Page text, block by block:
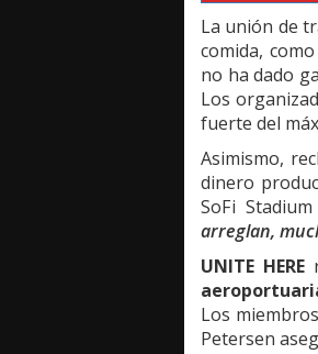
La unión de
comida, como
no ha dado
Los
fuerte del
Asimismo,
dinero
SoFi
arreglan,
UNITE HERE
Los
Petersen